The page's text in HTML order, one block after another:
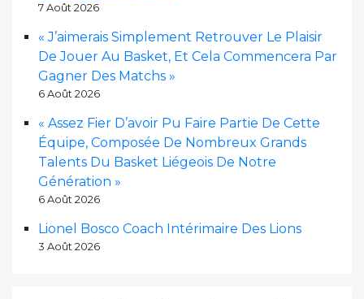
7 Août 2026
« J’aimerais Simplement Retrouver Le Plaisir
De Jouer Au Basket, Et Cela Commencera Par
Gagner Des Matchs »
6 Août 2026
« Assez Fier D’avoir Pu Faire Partie De Cette
Équipe, Composée De Nombreux Grands
Talents Du Basket Liégeois De Notre
Génération »
6 Août 2026
Lionel Bosco Coach Intérimaire Des Lions
3 Août 2026